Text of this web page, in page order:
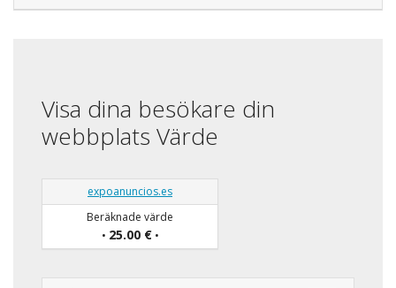
Visa dina besökare din
webbplats Värde
expoanuncios.es
Beräknade värde
• 25.00 €•